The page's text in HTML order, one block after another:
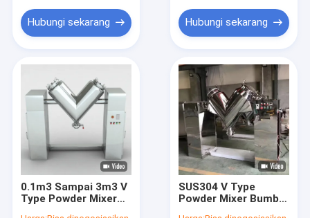
Hubungi sekarang Hubungi sekarang
0.1m3 Sampai 3m3 V
Type Powder Mixer
SUS304 V Type
Powder Mixer Bumbu